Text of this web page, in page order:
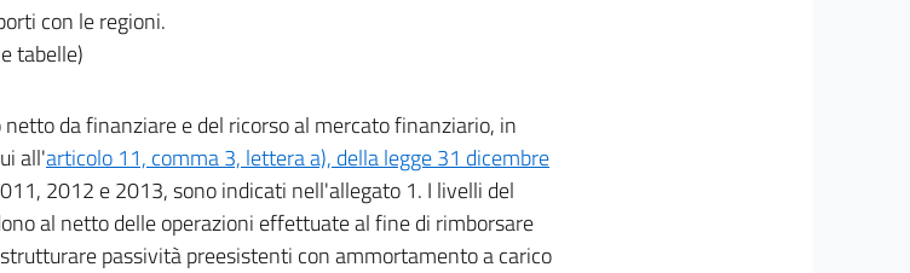
con le regioni.
tabelle)
da finanziare e del ricorso al mercato finanziario, in
all'articolo 11, comma 3, lettera a), della legge 31 dicembre
2012 e 2013, sono indicati nell'allegato 1. I livelli del
al netto delle operazioni effettuate al fine di rimborsare
passività preesistenti con ammortamento a carico